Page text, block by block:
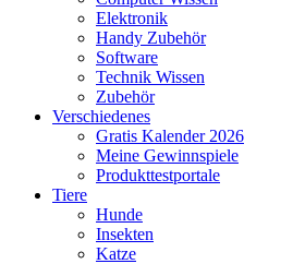
Elektronik
Handy Zubehör
Software
Technik Wissen
Zubehör
Verschiedenes
Gratis Kalender 2026
Meine Gewinnspiele
Produkttestportale
Tiere
Hunde
Insekten
Katze